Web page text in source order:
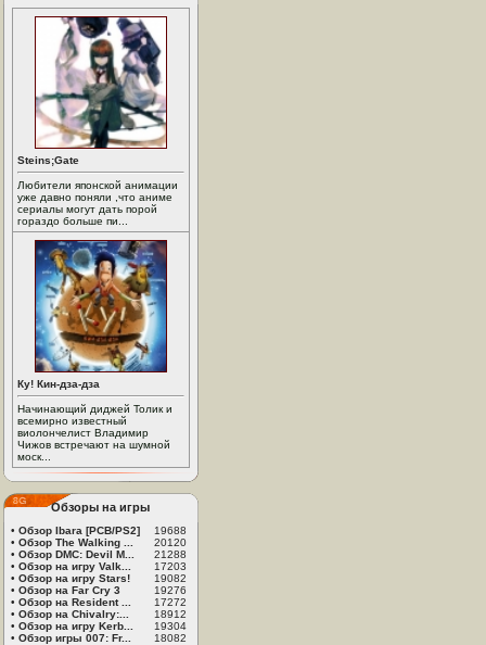
Steins;Gate
Любители японской анимации
уже давно поняли ,что аниме
сериалы могут дать порой
гораздо больше пи...
Ку! Кин-дза-дза
Начинающий диджей Толик и
всемирно известный
виолончелист Владимир
Чижов встречают на шумной
моск...
Обзоры на игры
• Обзор Ibara [PCB/PS2]
19688
• Обзор The Walking ...
20120
• Обзор DMC: Devil M...
21288
• Обзор на игру Valk...
17203
• Обзор на игру Stars!
19082
• Обзор на Far Cry 3
19276
• Обзор на Resident ...
17272
• Обзор на Chivalry:...
18912
• Обзор на игру Kerb...
19304
• Обзор игры 007: Fr... 18082